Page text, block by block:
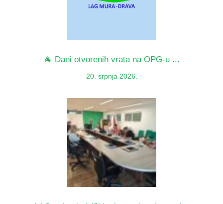
🐐 Dani otvorenih vrata na OPG-u ...
20. srpnja 2026.